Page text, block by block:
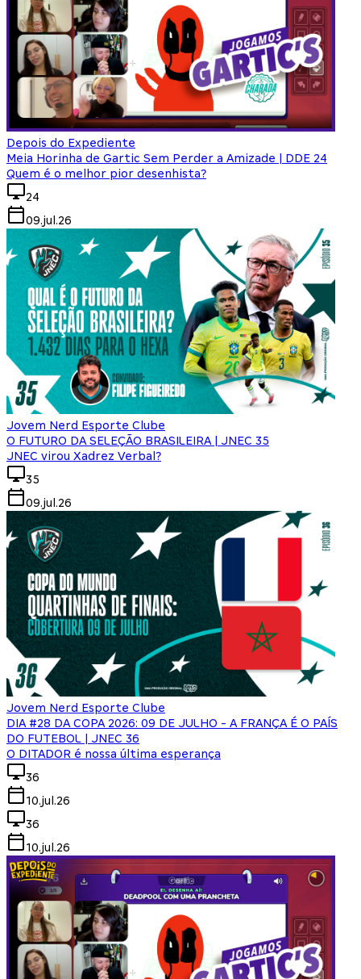
Depois do Expediente
Meia Horinha de Gartic Sem Perder a Amizade | DDE 24
Quem é o melhor pior desenhista?
24
09.jul.26
Jovem Nerd Esporte Clube
O FUTURO DA SELEÇÃO BRASILEIRA | JNEC 35
JNEC virou Xadrez Verbal?
35
09.jul.26
Jovem Nerd Esporte Clube
DIA #28 DA COPA 2026: 09 DE JULHO - A FRANÇA É O PAÍS
DO FUTEBOL | JNEC 36
O DITADOR é nossa última esperança
36
10.jul.26
36
10.jul.26